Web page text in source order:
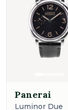
Panerai
Luminor Due